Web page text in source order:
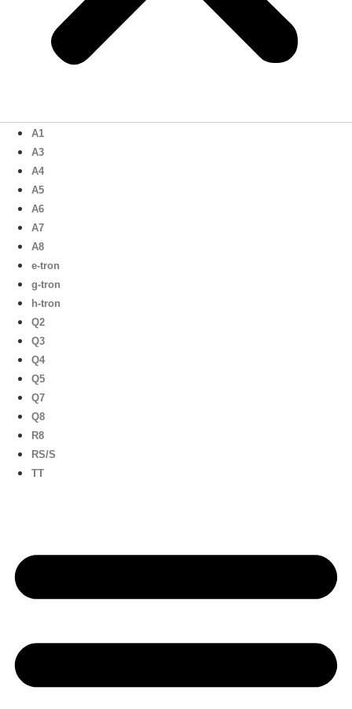
A1
A3
A4
A5
A6
A7
A8
e-tron
g-tron
h-tron
Q2
Q3
Q4
Q5
Q7
Q8
R8
RS/S
TT